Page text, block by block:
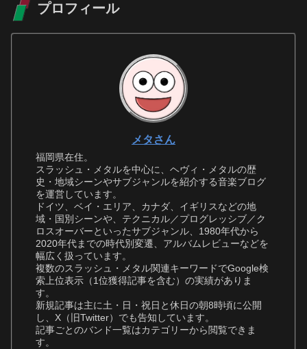
プロフィール
メタさん
福岡県在住。
スラッシュ・メタルを中心に、ヘヴィ・メタルの歴
史・地域シーンやサブジャンルを紹介する音楽ブログ
を運営しています。
ドイツ、ベイ・エリア、カナダ、イギリスなどの地
域・国別シーンや、テクニカル／プログレッシブ／ク
ロスオーバーといったサブジャンル、1980年代から
2020年代までの時代別変遷、アルバムレビューなどを
幅広く扱っています。
複数のスラッシュ・メタル関連キーワードでGoogle検
索上位表示（1位獲得記事を含む）の実績がありま
す。
新規記事は主に土・日・祝日と休日の朝8時頃に公開
し、X（旧Twitter）でも告知しています。
記事ごとのバンド一覧はカテゴリーから閲覧できま
す。